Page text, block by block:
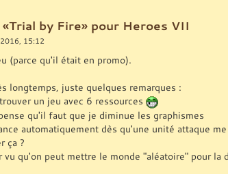
by Fire» pour Heroes VII
15:12
(parce qu'il était en promo).
longtemps, juste quelques remarques :
un jeu avec 6 ressources
qu'il faut que je diminue les graphismes
automatiquement dès qu'une unité attaque
ça ?
qu'on peut mettre le monde "aléatoire" pour